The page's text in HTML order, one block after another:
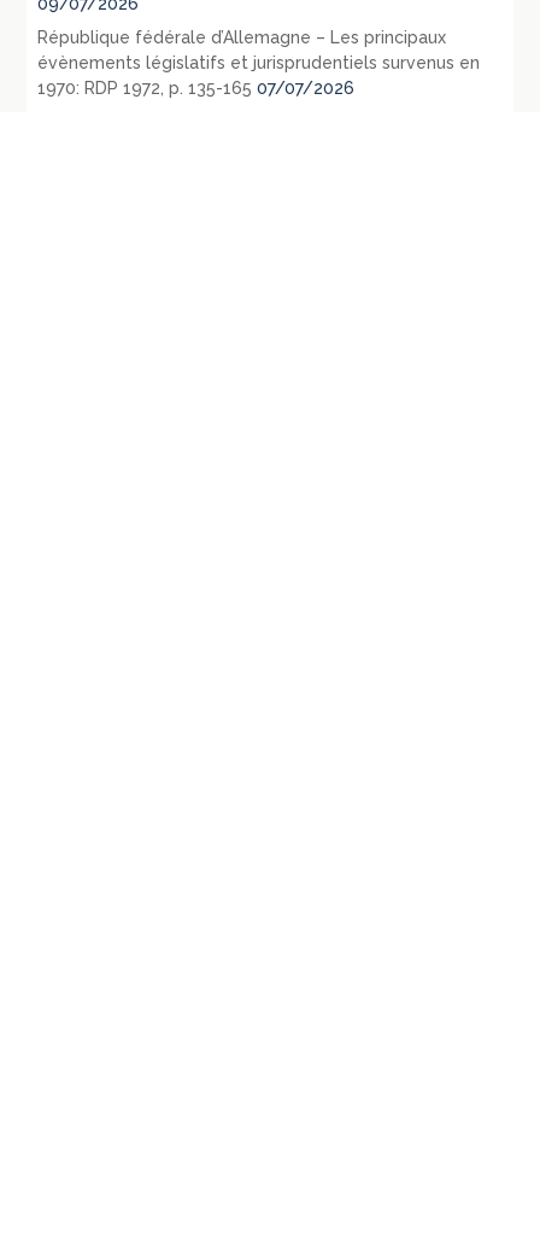
République fédérale d’Allemagne – Les principaux
évènements législatifs et jurisprudentiels survenus en
1970: RDP 1972, p. 135-165 07/07/2026